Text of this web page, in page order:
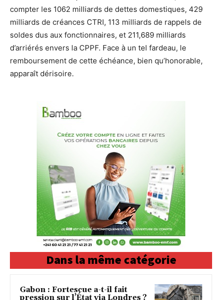
compter les 1062 milliards de dettes domestiques, 429
milliards de créances CTRI, 113 milliards de rappels de
soldes dus aux fonctionnaires, et 211,689 milliards
d’arriérés envers la CPPF. Face à un tel fardeau, le
remboursement de cette échéance, bien qu’honorable,
apparaît dérisoire.
Dans la même catégorie
Gabon : Fortescue a-t-il fait
pression sur l’État via Londres ?